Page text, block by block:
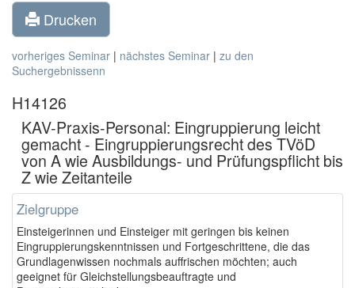
Drucken
vorheriges Seminar | nächstes Seminar | zu den
Suchergebnissenn
H14126
KAV-Praxis-Personal: Eingruppierung leicht
gemacht - Eingruppierungsrecht des TVöD
von A wie Ausbildungs- und Prüfungspflicht bis
Z wie Zeitanteile
Zielgruppe
Einsteigerinnen und Einsteiger mit geringen bis keinen
Eingruppierungskenntnissen und Fortgeschrittene, die das
Grundlagenwissen nochmals auffrischen möchten; auch
geeignet für Gleichstellungsbeauftragte und